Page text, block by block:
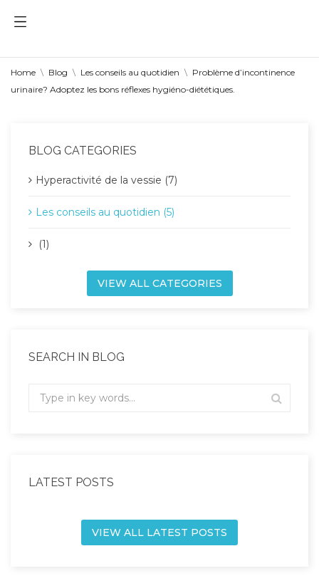
Home Blog Les conseils au quotidien
Problème d’incontinence
urinaire? Adoptez les bons réflexes hygiéno-diététiques.
BLOG CATEGORIES
Hyperactivité de la vessie (7)
Les conseils au quotidien (5)
(1)
VIEW ALL CATEGORIES
SEARCH IN BLOG
LATEST POSTS
VIEW ALL LATEST POSTS